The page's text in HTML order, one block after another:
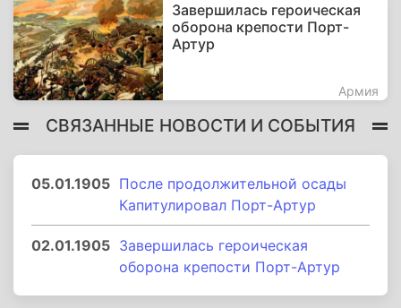
Завершилась героическая
оборона крепости Порт-
Артур
Армия
СВЯЗАННЫЕ НОВОСТИ И СОБЫТИЯ
05.01.1905 После продолжительной осады
Капитулировал Порт-Артур
02.01.1905 Завершилась героическая
оборона крепости Порт-Артур